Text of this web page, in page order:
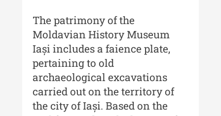
XXIV / 2018
Buletinul ”Ioan Neculce” al
Muzeului de Istorie a Moldovei -
XXIII / 2017
Buletinul ”Ioan Neculce” al
Muzeului de Istorie a Moldovei -
XXII / 2016
The patrimony of the
Moldavian History Museum
Iași includes a faience plate,
pertaining to old
archaeological excavations
carried out on the territory of
the city of Iași. Based on the